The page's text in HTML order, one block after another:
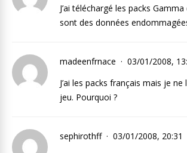
J’ai téléchargé les packs
sont des données
madeenfrnace
03/01/2008,
J’ai les packs français mais je
jeu. Pourquoi ?
sephirothff
03/01/2008, 20:31